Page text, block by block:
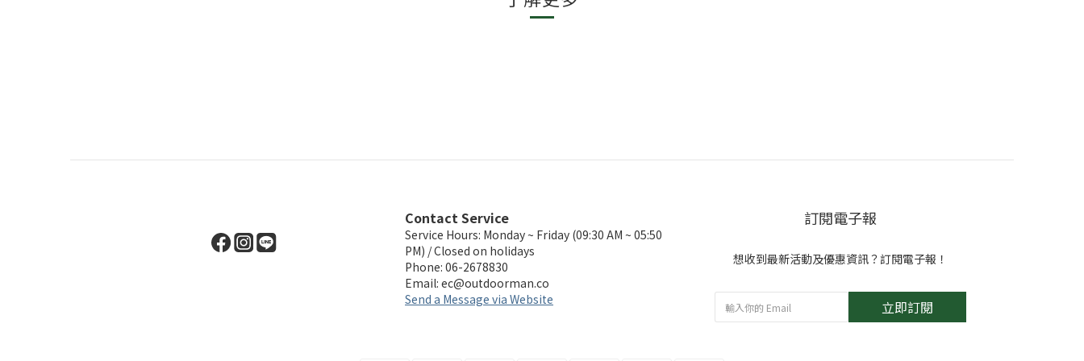
Contact Service
Service Hours: Monday ~ Friday (09:30 AM ~ 05:50
PM) / Closed on holidays
Phone: 06-2678830
Email: ec@outdoorman.co
Send a Message via Website
訂閱電子報
想收到最新活動及優惠資訊？訂閱電子報！
立即訂閱